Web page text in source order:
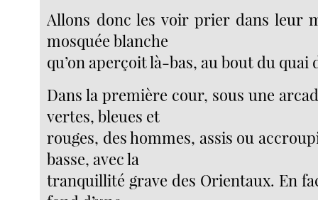
Allons donc les voir prier dans leur
mosquée blanche
qu’on aperçoit là-bas, au bout du quai
Dans la première cour, sous une
vertes, bleues et
rouges, des hommes, assis ou
basse, avec la
tranquillité grave des Orientaux. En